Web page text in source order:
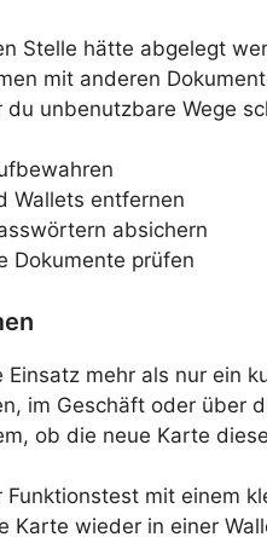
Stelle hätte abgelegt
mit anderen
unbenutzbare Wege
Wallets entfernen
absichern
Dokumente prüfen
mehr als nur ein
im Geschäft oder
ob die neue Karte
mit einem
Karte wieder in einer